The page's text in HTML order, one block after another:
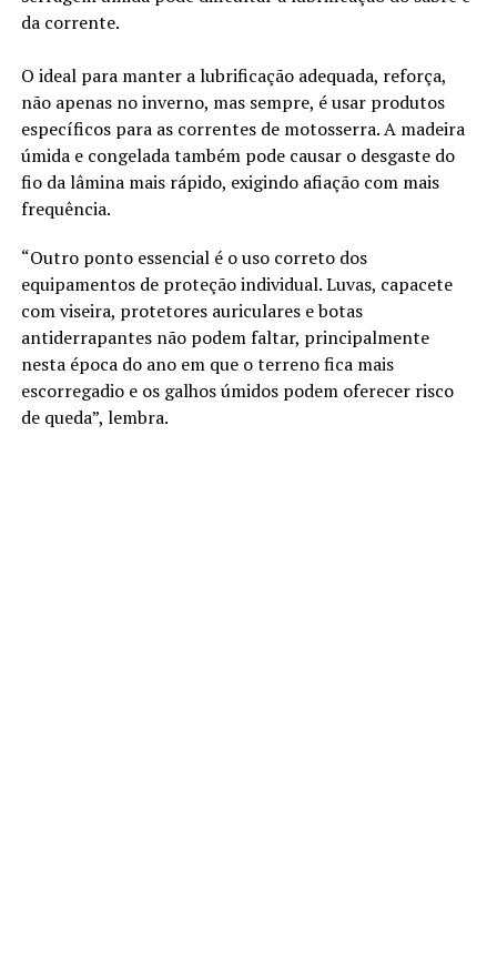
da corrente.
O ideal para manter a lubrificação adequada, reforça,
não apenas no inverno, mas sempre, é usar produtos
específicos para as correntes de motosserra. A madeira
úmida e congelada também pode causar o desgaste do
fio da lâmina mais rápido, exigindo afiação com mais
frequência.
“Outro ponto essencial é o uso correto dos
equipamentos de proteção individual. Luvas, capacete
com viseira, protetores auriculares e botas
antiderrapantes não podem faltar, principalmente
nesta época do ano em que o terreno fica mais
escorregadio e os galhos úmidos podem oferecer risco
de queda”, lembra.